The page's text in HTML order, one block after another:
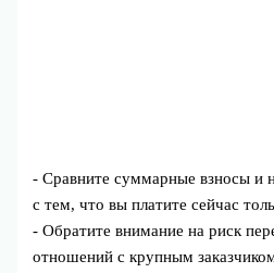
- Сравните суммарные взносы и
с тем, что вы платите сейчас
- Обратите внимание на риск
отношений с крупным